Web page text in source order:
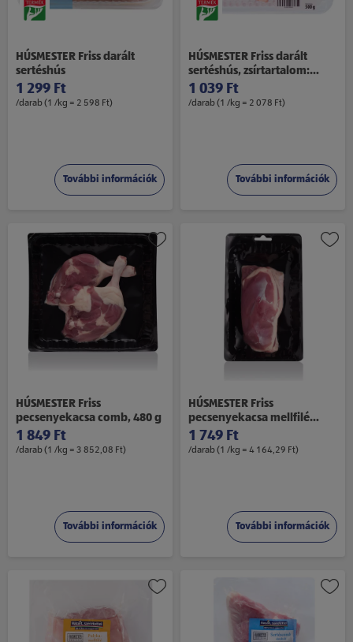
HÚSMESTER Friss darált
sertéshús
1 299 Ft
/darab (1 /kg = 2 598 Ft)
További információk
HÚSMESTER Friss darált
sertéshús, zsírtartalom:
max. 20 %, 500 g
1 039 Ft
/darab (1 /kg = 2 078 Ft)
További információk
HÚSMESTER Friss
pecsenyekacsa comb, 480 g
1 849 Ft
/darab (1 /kg = 3 852,08 Ft)
További információk
HÚSMESTER Friss
pecsenyekacsa mellfilé
bőrrel, 420 g
1 749 Ft
/darab (1 /kg = 4 164,29 Ft)
További információk